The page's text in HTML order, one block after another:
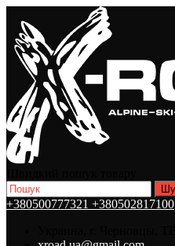
+380500777321 +380502817100